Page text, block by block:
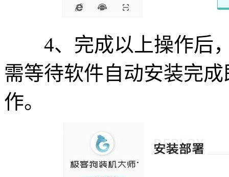
4、完成以上操作后，
需等待软件自动安装完
作。